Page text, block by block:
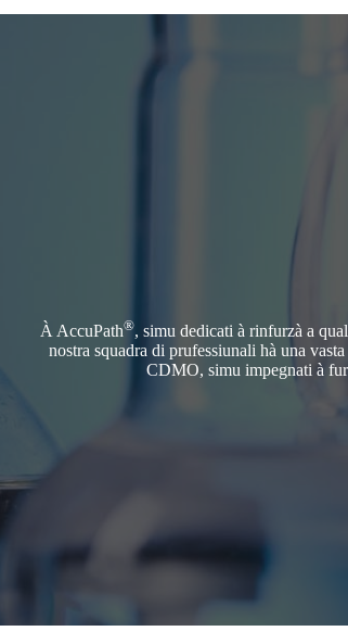
À AccuPath®, simu dedicati à rinfurzà a
nostra squadra di prufessiunali hà una
CDMO, simu impegnati à